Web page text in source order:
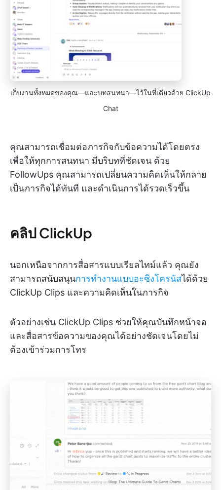
เก็บงานทั้งหมดของคุณ—และบทสนทนา—ไว้ในที่เดียวด้วย ClickUp
Chat
คุณสามารถเชื่อมต่อภารกิจกับข้อความได้โดยตรง
เพื่อให้ทุกการสนทนา มีบริบทที่ชัดเจน ด้วย
FollowUps คุณสามารถเปลี่ยนความคิดเห็นให้กลาย
เป็นภารกิจได้ทันที และดำเนินการได้รวดเร็วขึ้น
คลิป ClickUp
นอกเหนือจากการสื่อสารแบบเรียลไทม์แล้ว คุณยัง
สามารถสนับสนุนการทำงานแบบอะซิงโครนัสได้ด้วย
ClickUp Clips และความคิดเห็นในภารกิจ
ตัวอย่างเช่น ClickUp Clips ช่วยให้คุณบันทึกหน้าจอ
และสื่อสารข้อความของคุณได้อย่างชัดเจนโดยไม่
ต้องเข้าร่วมการโทร